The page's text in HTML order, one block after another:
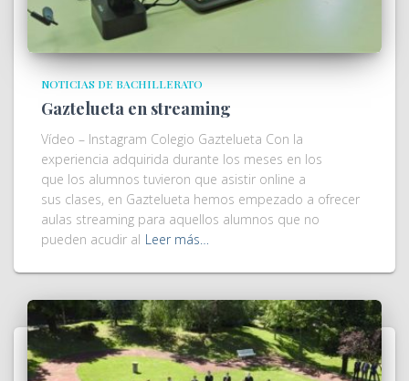
NOTICIAS DE BACHILLERATO
Gaztelueta en streaming
Vídeo – Instagram Colegio Gaztelueta Con la
experiencia adquirida durante los meses en los
que los alumnos tuvieron que asistir online a
sus clases, en Gaztelueta hemos empezado a ofrecer
aulas streaming para aquellos alumnos que no
pueden acudir al Leer más…